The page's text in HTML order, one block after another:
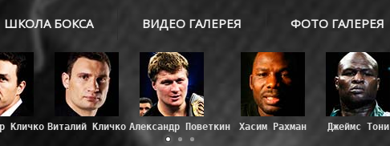
ШКОЛА БОКСА ВИДЕО ГАЛЕРЕЯ ФОТО ГАЛЕРЕЯ
Кличко
Виталий Кличко
Александр Поветкин Хасим Рахман Джеймс Тони